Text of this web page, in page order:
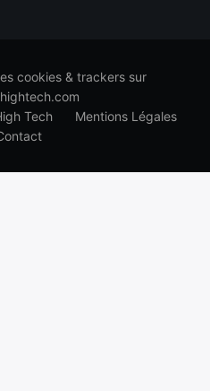
cookies & trackers sur
Tech
Mentions Légales